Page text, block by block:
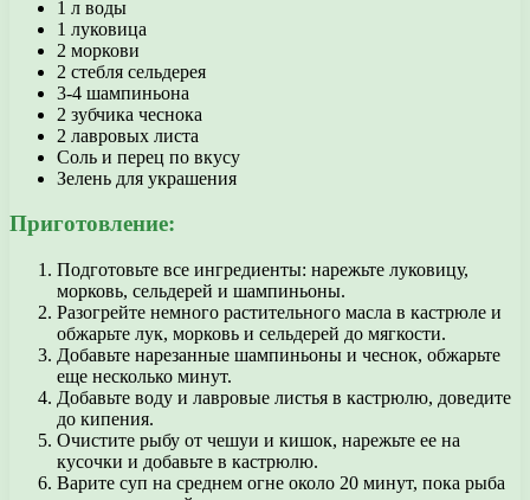
1 л воды
1 луковица
2 моркови
2 стебля сельдерея
3-4 шампиньона
2 зубчика чеснока
2 лавровых листа
Соль и перец по вкусу
Зелень для украшения
Приготовление:
Подготовьте все ингредиенты: нарежьте луковицу,
морковь, сельдерей и шампиньоны.
Разогрейте немного растительного масла в кастрюле и
обжарьте лук, морковь и сельдерей до мягкости.
Добавьте нарезанные шампиньоны и чеснок, обжарьте
еще несколько минут.
Добавьте воду и лавровые листья в кастрюлю, доведите
до кипения.
Очистите рыбу от чешуи и кишок, нарежьте ее на
кусочки и добавьте в кастрюлю.
Варите суп на среднем огне около 20 минут, пока рыба